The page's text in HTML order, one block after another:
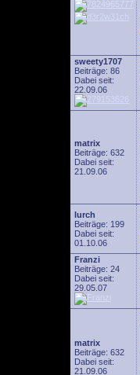
sweety1707
Beiträge: 86
Dabei seit:
22.09.06
matrix
Beiträge: 632
Dabei seit:
21.09.06
lurch
Beiträge: 199
Dabei seit:
01.10.06
Franzi
Beiträge: 24
Dabei seit:
29.05.07
matrix
Beiträge: 632
Dabei seit:
21.09.06